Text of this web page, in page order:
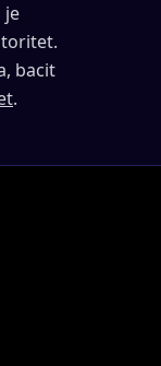
je
bacit
.